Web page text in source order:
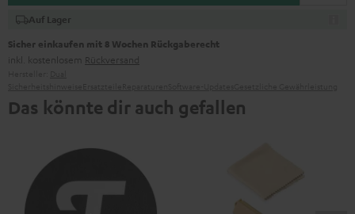
Auf Lager
Sicher einkaufen mit 8 Wochen Rückgaberecht
inkl. kostenlosem Rückversand
Das könnte dir auch gefallen